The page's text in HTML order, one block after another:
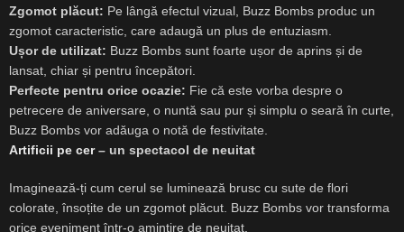
Zgomot plăcut: Pe lângă efectul vizual, Buzz Bombs produc un
zgomot caracteristic, care adaugă un plus de entuziasm.
Ușor de utilizat: Buzz Bombs sunt foarte ușor de aprins și de
lansat, chiar și pentru începători.
Perfecte pentru orice ocazie: Fie că este vorba despre o
petrecere de aniversare, o nuntă sau pur și simplu o seară în curte,
Buzz Bombs vor adăuga o notă de festivitate.
Artificii pe cer– un spectacol de neuitat
Imaginează-ți cum cerul se luminează brusc cu sute de flori
colorate, însoțite de un zgomot plăcut. Buzz Bombs vor transforma
orice eveniment într-o amintire de neuitat